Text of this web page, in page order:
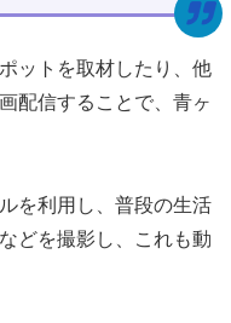
ットを取材したり、他
配信することで、青ヶ
を利用し、普段の生活
どを撮影し、これも動